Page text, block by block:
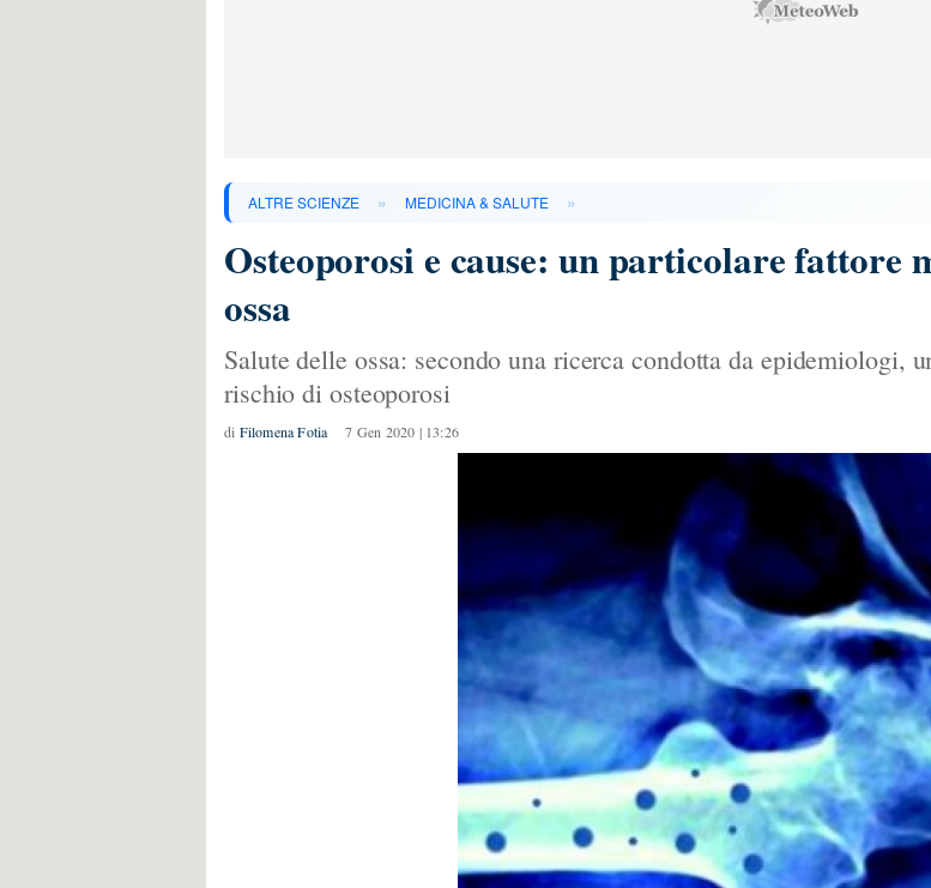
ALTRE SCIENZE » MEDICINA & SALUTE »
Osteoporosi e cause: un particolare fattore
ossa
Salute delle ossa: secondo una ricerca condotta da epidemiologi,
rischio di osteoporosi
di Filomena Fotia 7 Gen 2020 | 13:26